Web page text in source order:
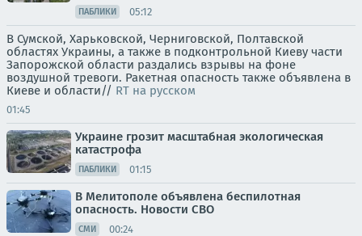
ПАБЛИКИ 05:12
В Сумской, Харьковской, Черниговской, Полтавской
областях Украины, а также в подконтрольной Киеву части
Запорожской области раздались взрывы на фоне
воздушной тревоги. Ракетная опасность также объявлена в
Киеве и области// RT на русском
01:45
Украине грозит масштабная экологическая
катастрофа
ПАБЛИКИ 01:15
В Мелитополе объявлена беспилотная
опасность. Новости СВО
СМИ 00:24